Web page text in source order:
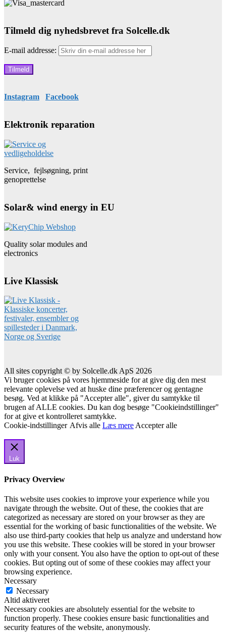
Tilmeld dig nyhedsbrevet fra Solcelle.dk
E-mail addresse:
Instagram Facebook
Elektronik reparation
Service, fejlsøgning, print
genoprettelse
Solar& wind energy in EU
Quality solar modules and
electronics
Live Klassisk
All sites copyright © by Solcelle.dk ApS 2026
Vi bruger cookies på vores hjemmeside for at give dig den mest
relevante oplevelse ved at huske dine præferencer og gentagne
besøg. Ved at klikke på "Accepter alle", giver du samtykke til
brugen af ALLE cookies. Du kan dog besøge "Cookieindstillinger"
for at give et kontrolleret samtykke.
Cookie-indstillinger Afvis alle Læs mere Accepter alle
Luk
Privacy Overview
This website uses cookies to improve your experience while you
navigate through the website. Out of these, the cookies that are
categorized as necessary are stored on your browser as they are
essential for the working of basic functionalities of the website. We
also use third-party cookies that help us analyze and understand how
you use this website. These cookies will be stored in your browser
only with your consent. You also have the option to opt-out of these
cookies. But opting out of some of these cookies may affect your
browsing experience.
Necessary
Necessary
Altid aktiveret
Necessary cookies are absolutely essential for the website to
function properly. These cookies ensure basic functionalities and
security features of the website, anonymously.